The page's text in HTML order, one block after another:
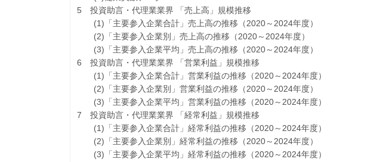
5 投資助言・代理業業界 「売上高」規模推移
(1)「主要参入企業合計」売上高の推移（2020～2024年度）
(2)「主要参入企業別」売上高の推移（2020～2024年度）
(3)「主要参入企業平均」売上高の推移（2020～2024年度）
6 投資助言・代理業業界 「営業利益」規模推移
(1)「主要参入企業合計」営業利益の推移（2020～2024年度）
(2)「主要参入企業別」営業利益の推移（2020～2024年度）
(3)「主要参入企業平均」営業利益の推移（2020～2024年度）
7 投資助言・代理業業界 「経常利益」規模推移
(1)「主要参入企業合計」経常利益の推移（2020～2024年度）
(2)「主要参入企業別」経常利益の推移（2020～2024年度）
(3)「主要参入企業平均」経常利益の推移（2020～2024年度）